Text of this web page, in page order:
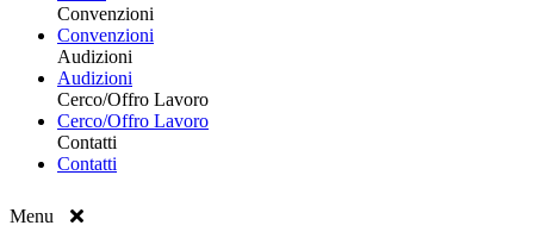
Convenzioni
Convenzioni
Audizioni
Audizioni
Cerco/Offro Lavoro
Cerco/Offro Lavoro
Contatti
Contatti
Menu